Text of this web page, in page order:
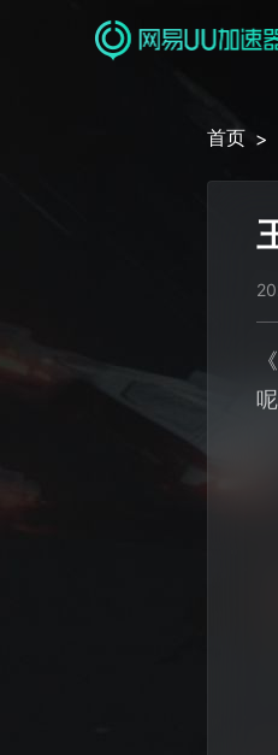
首页 >